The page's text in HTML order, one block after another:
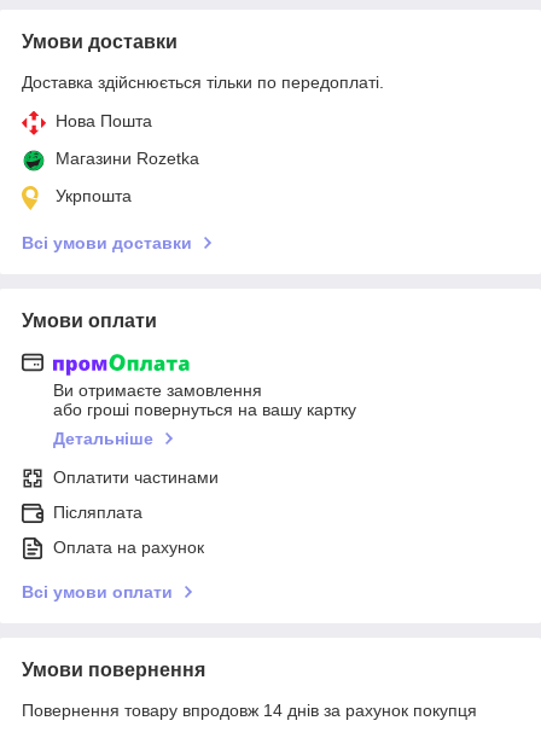
Умови доставки
Доставка здійснюється тільки по передоплаті.
Нова Пошта
Магазини Rozetka
Укрпошта
Всі умови доставки
Умови оплати
Ви отримаєте замовлення
або гроші повернуться на вашу картку
Детальніше
Оплатити частинами
Післяплата
Оплата на рахунок
Всі умови оплати
Умови повернення
Повернення товару впродовж 14 днів за рахунок покупця